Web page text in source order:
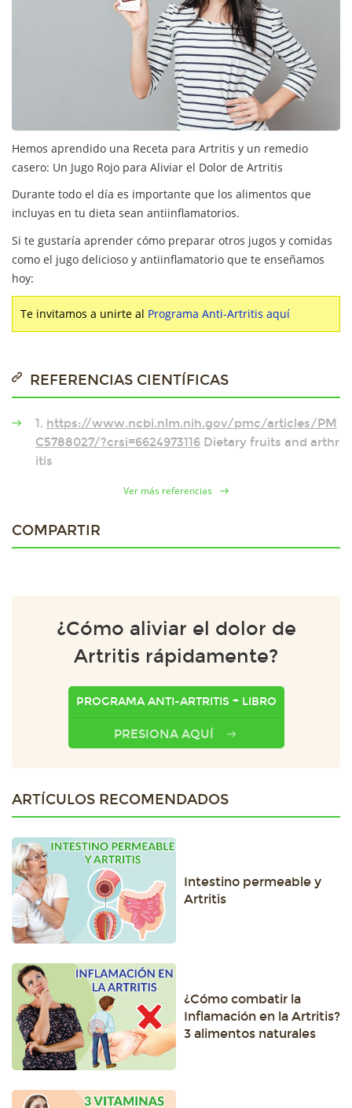
Hemos aprendido una Receta para Artritis y un remedio
casero: Un Jugo Rojo para Aliviar el Dolor de Artritis
Durante todo el día es importante que los alimentos que
incluyas en tu dieta sean antiinflamatorios.
Si te gustaría aprender cómo preparar otros jugos y comidas
como el jugo delicioso y antiinflamatorio que te enseñamos
hoy:
Te invitamos a unirte al Programa Anti-Artritis aquí
REFERENCIAS CIENTÍFICAS
1. https://www.ncbi.nlm.nih.gov/pmc/articles/PM
C5788027/?crsi=6624973116 Dietary fruits and arthr
itis
Ver más referencias
COMPARTIR
¿Cómo aliviar el dolor de
Artritis rápidamente?
PROGRAMA ANTI-ARTRITIS + LIBRO
PRESIONA AQUÍ
ARTÍCULOS RECOMENDADOS
Intestino permeable y
Artritis
¿Cómo combatir la
Inflamación en la Artritis?
3 alimentos naturales